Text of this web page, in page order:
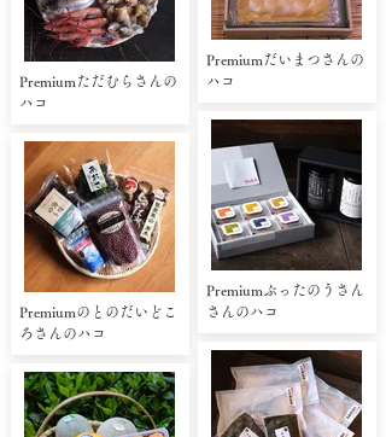
Premiumただむらさんの
ハコ
Premiumのとのだいどこ
ろさんのハコ
Premiumだいまつさんの
ハコ
Premiumぶったのうさん
さんのハコ